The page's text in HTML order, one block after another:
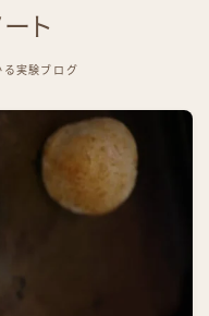
ト
る実験ブログ